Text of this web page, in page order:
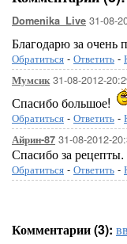
Domenika_Live 31-08-
Благодарю за очень
Обратиться - Ответить -
Мумсик31-08-2012-
Спасибо большое!
Обратиться - Ответить -
Айрин-87 31-08-2012-
Спасибо за рецепты.
Обратиться - Ответить -
Комментарии (3):